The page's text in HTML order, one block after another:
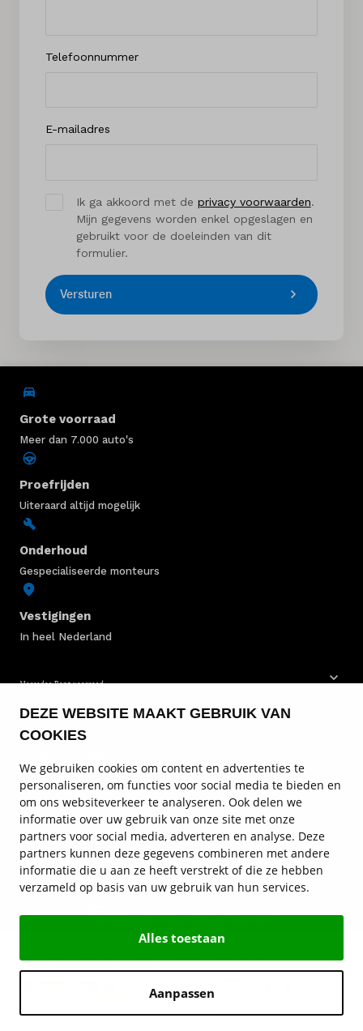
DEZE WEBSITE MAAKT GEBRUIK VAN
COOKIES
We gebruiken cookies om content en advertenties te
personaliseren, om functies voor social media te bieden en
om ons websiteverkeer te analyseren. Ook delen we
informatie over uw gebruik van onze site met onze
partners voor social media, adverteren en analyse. Deze
partners kunnen deze gegevens combineren met andere
informatie die u aan ze heeft verstrekt of die ze hebben
verzameld op basis van uw gebruik van hun services.
Alles toestaan
Aanpassen
Telefoonnummer
E-mailadres
Ik ga akkoord met de privacy voorwaarden.
Mijn gegevens worden enkel opgeslagen en
gebruikt voor de doeleinden van dit
formulier.
Versturen
Grote voorraad
Meer dan 7.000 auto's
Proefrijden
Uiteraard altijd mogelijk
Onderhoud
Gespecialiseerde monteurs
Vestigingen
In heel Nederland
Mercedes-Benz voorraad
Mercedes-Benz bestelwagens
Mercedes-Benz onderhoud
Mercedes-Benz diensten
Mercedes-Benz vestigingen
Service en contact